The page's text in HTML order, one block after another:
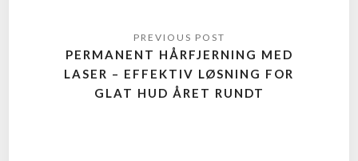
PERMANENT HÅRFJERNING MED
LASER – EFFEKTIV LØSNING FOR
GLAT HUD ÅRET RUNDT